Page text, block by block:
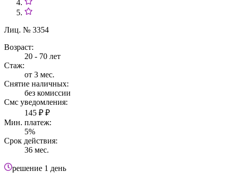
Лиц. № 3354
Возраст:
20 - 70 лет
Стаж:
от 3 мес.
Снятие наличных:
без комиссии
Смс уведомления:
145 ₽ ₽
Мин. платеж:
5%
Срок действия:
36 мес.
решение 1 день